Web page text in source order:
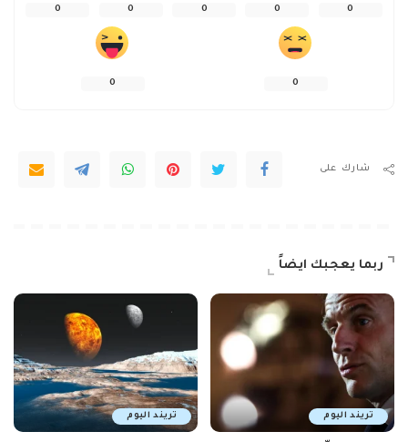
0
0
0
0
0
0
0
شارك على
ربما يعجبك ايضاً
تريند اليوم تريند اليوم